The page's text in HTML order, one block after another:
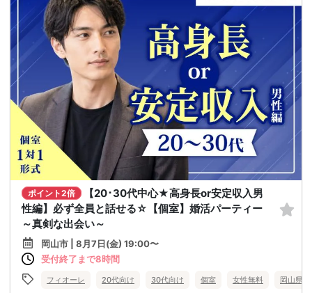
ポイント2倍
【20･30代中心★高身長or安定収入男
性編】必ず全員と話せる☆【個室】婚活パーティー
～真剣な出会い～
岡山市 | 8月7日(金) 19:00〜
受付終了まで8時間
フィオーレ 20代向け 30代向け 個室 女性無料 岡山県